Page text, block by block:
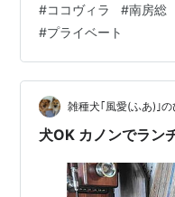
多くが、0〜2歳の小さ
不安を感じると思いま
で、幼児連れにもおす
事では、滞在の様子と
点を、子育て世帯の目
#ココヴィラ #南房総
#プライベート
雑種犬｢風愛(ふあ)｣の
犬OK カノンでラン